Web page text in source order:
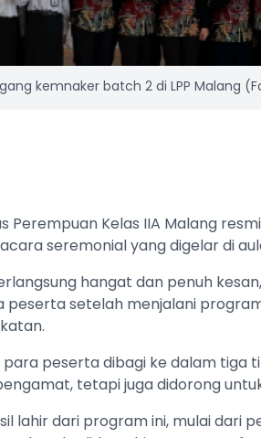
kemnaker batch 2 di LPP Malang
Perempuan Kelas IIA Malang
seremonial yang digelar di
hangat dan penuh
peserta setelah menjalani
peserta dibagi ke dalam tiga
tetapi juga didorong
lahir dari program ini, mulai dari